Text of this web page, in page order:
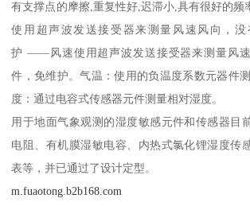
有支撑点的摩擦,重复性好,迟滞小,具有很好的频
使用超声波发送接受器来测量风速风向，
护 ——风速使用超声波发送接受器来测量风
件，免维护。气温：使用的负温度系数元器
度：通过电容式传感器元件测量相对湿度。
用于地面气象观测的湿度敏感元件和传感器目
电阻、有机膜湿敏电容、内热式氯化锂湿度传
表等，并已通过了设计定型。
m.fuaotong.b2b168.com